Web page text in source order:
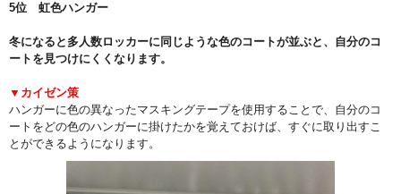
5位 虹色ハンガー
冬になると多人数ロッカーに同じような色のコートが並ぶと、自分のコ
ートを見つけにくくなります。
▼カイゼン策
ハンガーに色の異なったマスキングテープを使用することで、自分のコ
ートをどの色のハンガーに掛けたかを覚えておけば、すぐに取り出すこ
とができるようになります。